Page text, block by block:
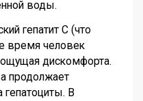
воды.
гепатит С (что
время человек
дискомфорта.
продолжает
гепатоциты. В